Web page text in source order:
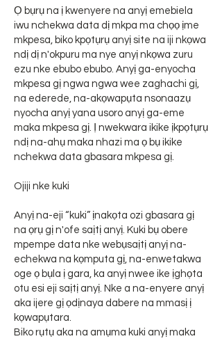
Ọ bụrụ na ị kwenyere na anyị emebiela
iwu nchekwa data dị mkpa ma chọọ ịme
mkpesa, biko kpọtụrụ anyị site na iji nkọwa
ndị dị n'okpuru ma nye anyị nkọwa zuru
ezu nke ebubo ebubo. Anyị ga-enyocha
mkpesa gị ngwa ngwa wee zaghachi gị,
na ederede, na-akọwapụta nsonaazụ
nyocha anyị yana usoro anyị ga-eme
maka mkpesa gị. Ị nwekwara ikike ịkpọtụrụ
ndị na-ahụ maka nhazi ma ọ bụ ikike
nchekwa data gbasara mkpesa gị.
Ojiji nke kuki
Anyị na-eji “kuki” ịnakọta ozi gbasara gị
na ọrụ gị n'ofe saịtị anyị. Kuki bụ obere
mpempe data nke webụsaịtị anyị na-
echekwa na kọmputa gị, na-enwetakwa
oge ọ bụla ị gara, ka anyị nwee ike ịghọta
otu esi eji saịtị anyị. Nke a na-enyere anyị
aka ijere gị ọdịnaya dabere na mmasị ị
kọwapụtara.
Biko rụtụ aka na amụma kuki anyị maka